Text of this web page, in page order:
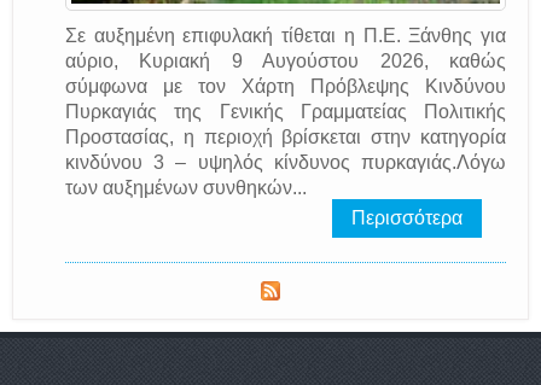
Σε αυξημένη επιφυλακή τίθεται η Π.Ε. Ξάνθης για
αύριο, Κυριακή 9 Αυγούστου 2026, καθώς
σύμφωνα με τον Χάρτη Πρόβλεψης Κινδύνου
Πυρκαγιάς της Γενικής Γραμματείας Πολιτικής
Προστασίας, η περιοχή βρίσκεται στην κατηγορία
κινδύνου 3 – υψηλός κίνδυνος πυρκαγιάς.Λόγω
των αυξημένων συνθηκών...
Περισσότερα